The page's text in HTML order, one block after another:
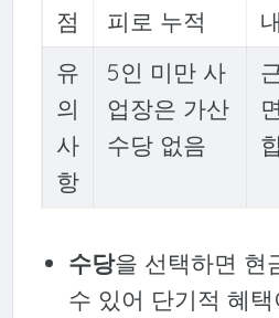
점
피로 누적
유
의
사
항
5인 미만 사
업장은 가산
수당 없음
수당을 선택하면 현
수 있어 단기적 혜택